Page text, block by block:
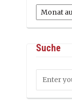
Archiv
Suche